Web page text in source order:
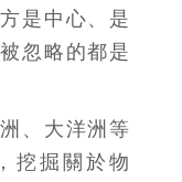
是中心、是
忽略的都是
、大洋洲等
挖掘關於物